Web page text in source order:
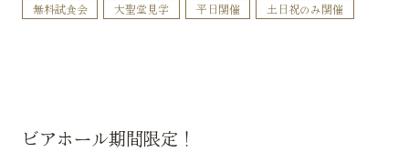
無料試食会 大聖堂見学 平日開催 土日祝のみ開催
ビアホール期間限定！